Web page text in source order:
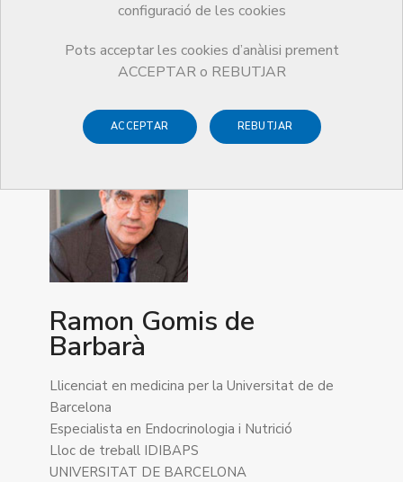
configuració de les cookies
Pots acceptar les cookies d’anàlisi prement
ACCEPTAR o REBUTJAR
ACCEPTAR REBUTJAR
Guardonat Edició 2013
Ramon Gomis de
Barbarà
Llicenciat en medicina per la Universitat de de
Barcelona
Especialista en Endocrinologia i Nutrició
Lloc de treball IDIBAPS
UNIVERSITAT DE BARCELONA